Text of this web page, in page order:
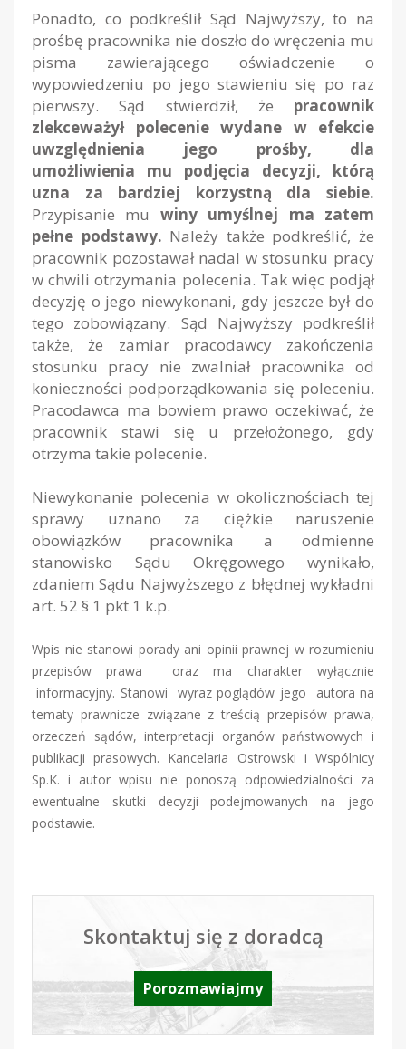
Ponadto, co podkreślił Sąd Najwyższy, to na
prośbę pracownika nie doszło do wręczenia mu
pisma zawierającego oświadczenie o
wypowiedzeniu po jego stawieniu się po raz
pierwszy. Sąd stwierdził, że pracownik
zlekceważył polecenie wydane w efekcie
uwzględnienia jego prośby, dla
umożliwienia mu podjęcia decyzji, którą
uzna za bardziej korzystną dla siebie.
Przypisanie mu winy umyślnej ma zatem
pełne podstawy. Należy także podkreślić, że
pracownik pozostawał nadal w stosunku pracy
w chwili otrzymania polecenia. Tak więc podjął
decyzję o jego niewykonani, gdy jeszcze był do
tego zobowiązany. Sąd Najwyższy podkreślił
także, że zamiar pracodawcy zakończenia
stosunku pracy nie zwalniał pracownika od
konieczności podporządkowania się poleceniu.
Pracodawca ma bowiem prawo oczekiwać, że
pracownik stawi się u przełożonego, gdy
otrzyma takie polecenie.
Niewykonanie polecenia w okolicznościach tej
sprawy uznano za ciężkie naruszenie
obowiązków pracownika a odmienne
stanowisko Sądu Okręgowego wynikało,
zdaniem Sądu Najwyższego z błędnej wykładni
art. 52 § 1 pkt 1 k.p.
Wpis nie stanowi porady ani opinii prawnej w rozumieniu
przepisów prawa oraz ma charakter wyłącznie
informacyjny. Stanowi wyraz poglądów jego autora na
tematy prawnicze związane z treścią przepisów prawa,
orzeczeń sądów, interpretacji organów państwowych i
publikacji prasowych. Kancelaria Ostrowski i Wspólnicy
Sp.K. i autor wpisu nie ponoszą odpowiedzialności za
ewentualne skutki decyzji podejmowanych na jego
podstawie.
Skontaktuj się z doradcą
Porozmawiajmy